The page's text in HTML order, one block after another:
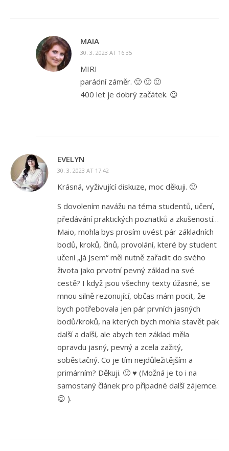
MAIA
30. 3. 2023 AT 16:35
MIRI
parádní záměr. 🙂 🙂 🙂
400 let je dobrý začátek. 😉
EVELYN
30. 3. 2023 AT 17:42
Krásná, vyživující diskuze, moc děkuji. 🙂
S dovolením navážu na téma studentů, učení,
předávání praktických poznatků a zkušeností…
Maio, mohla bys prosím uvést pár základních
bodů, kroků, činů, provolání, které by student
učení „Já Jsem“ měl nutně zařadit do svého
života jako prvotní pevný základ na své
cestě? I když jsou všechny texty úžasné, se
mnou silně rezonující, občas mám pocit, že
bych potřebovala jen pár prvních jasných
bodů/kroků, na kterých bych mohla stavět pak
další a další, ale abych ten základ měla
opravdu jasný, pevný a zcela zažitý,
soběstačný. Co je tím nejdůležitějším a
primárním? Děkuji. 🙂 ♥ (Možná je to i na
samostaný článek pro případné další zájemce.
😉 ).